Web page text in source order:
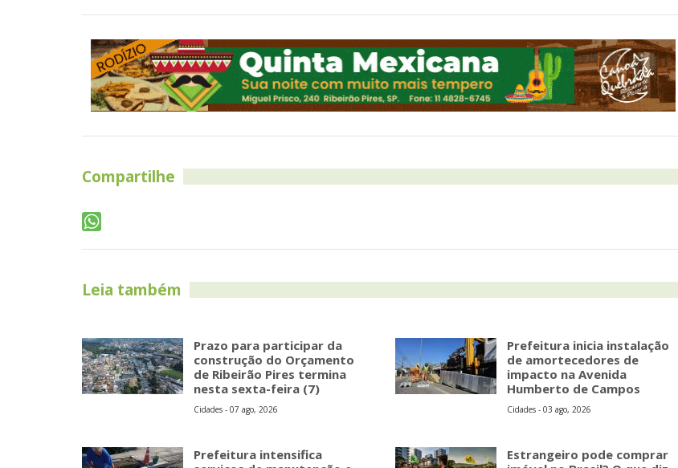
Compartilhe
Leia também
Prazo para participar da
construção do Orçamento
de Ribeirão Pires termina
nesta sexta-feira (7)
Cidades - 07 ago, 2026
Prefeitura inicia instalação
de amortecedores de
impacto na Avenida
Humberto de Campos
Cidades - 03 ago, 2026
Prefeitura intensifica
Estrangeiro pode comprar